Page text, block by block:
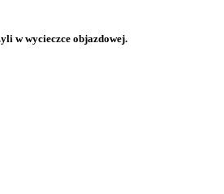
w wycieczce objazdowej.